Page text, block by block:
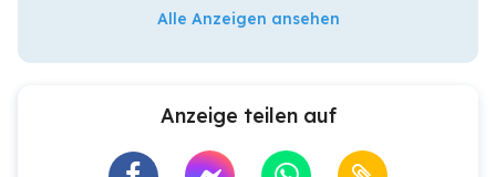
Alle Anzeigen ansehen
Anzeige teilen auf